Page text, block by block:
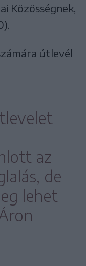
Közösségnek,
útlevél
az
de
lehet